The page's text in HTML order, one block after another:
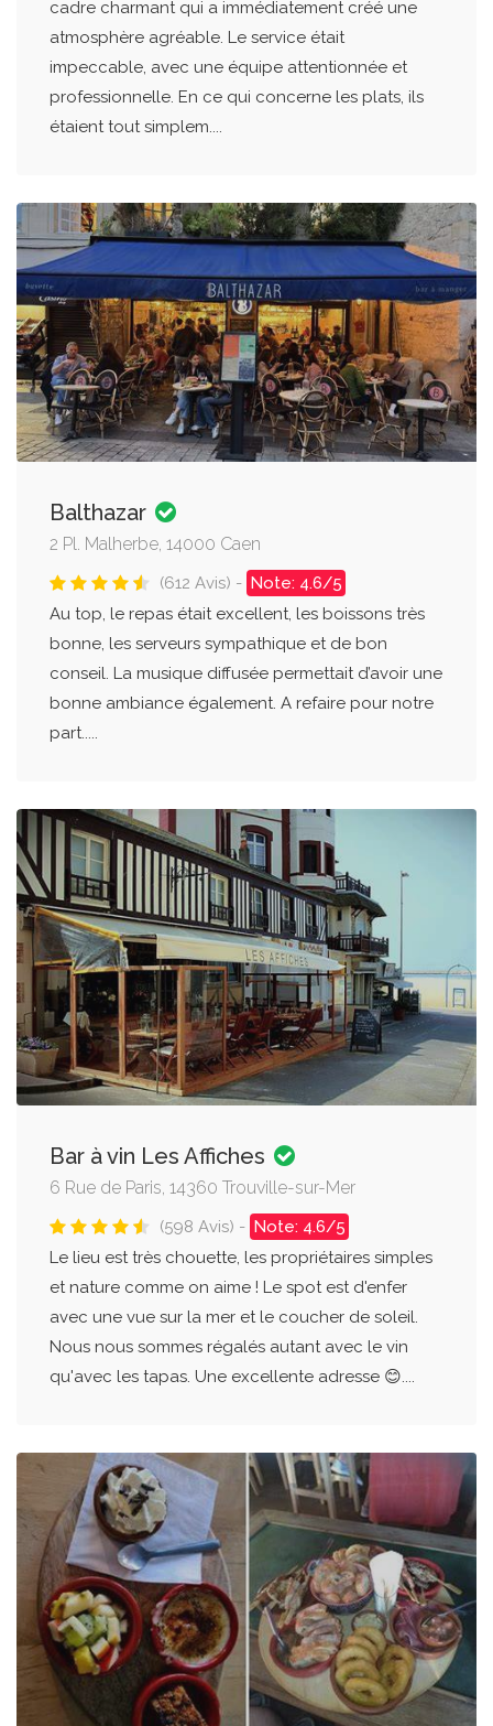
cadre charmant qui a immédiatement créé une
atmosphère agréable. Le service était
impeccable, avec une équipe attentionnée et
professionnelle. En ce qui concerne les plats, ils
étaient tout simplem....
Balthazar
2 Pl. Malherbe, 14000 Caen
(612 Avis) - Note: 4.6/5
Au top, le repas était excellent, les boissons très
bonne, les serveurs sympathique et de bon
conseil. La musique diffusée permettait d’avoir une
bonne ambiance également. A refaire pour notre
part.....
Bar à vin Les Affiches
6 Rue de Paris, 14360 Trouville-sur-Mer
(598 Avis) - Note: 4.6/5
Le lieu est très chouette, les propriétaires simples
et nature comme on aime ! Le spot est d'enfer
avec une vue sur la mer et le coucher de soleil.
Nous nous sommes régalés autant avec le vin
qu'avec les tapas. Une excellente adresse 😊....